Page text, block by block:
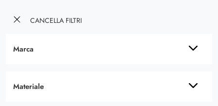
CANCELLA FILTRI
Marca
Materiale